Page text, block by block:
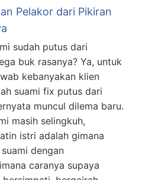
Pelakor dari Pikiran
sudah putus dari
buk rasanya? Ya, untuk
kebanyakan klien
suami fix putus dari
muncul dilema baru.
masih selingkuh,
istri adalah gimana
dengan
caranya supaya